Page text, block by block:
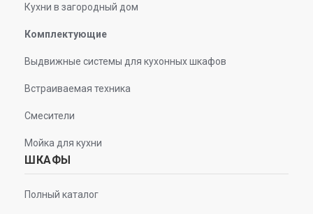
Кухни в загородный дом
Комплектующие
Выдвижные системы для кухонных шкафов
Встраиваемая техника
Смесители
Мойка для кухни
ШКАФЫ
Полный каталог